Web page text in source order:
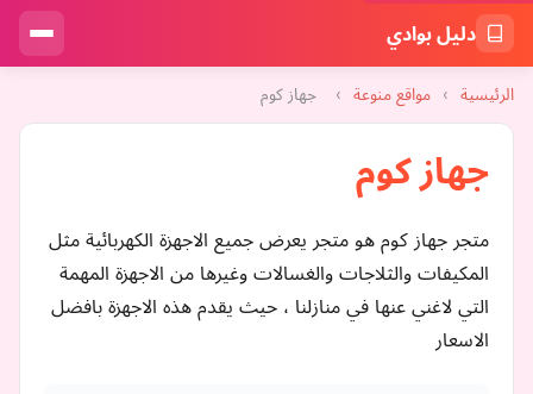
دليل بوادي
الرئيسية › مواقع منوعة › جهاز كوم
جهاز كوم
متجر جهاز كوم هو متجر يعرض جميع الاجهزة الكهربائية مثل
المكيفات والثلاجات والغسالات وغيرها من الاجهزة المهمة
التي لاغني عنها في منازلنا ، حيث يقدم هذه الاجهزة بافضل
الاسعار